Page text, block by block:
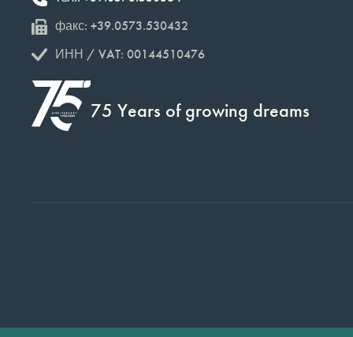
факс: +39.0573.530432
ИНН / VAT: 00144510476
75 Years of growing dreams